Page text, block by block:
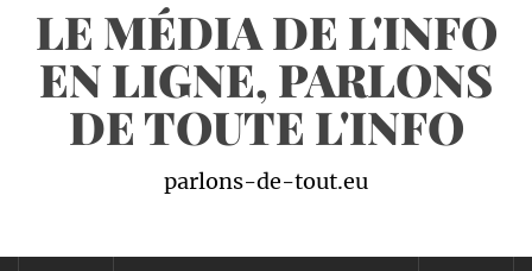
LE MÉDIA DE L'INFO
EN LIGNE, PARLONS
DE TOUTE L'INFO
parlons-de-tout.eu